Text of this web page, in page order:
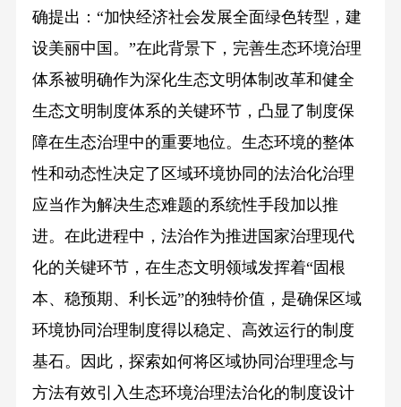
确提出：“加快经济社会发展全面绿色转型，建
设美丽中国。”在此背景下，完善生态环境治理
体系被明确作为深化生态文明体制改革和健全
生态文明制度体系的关键环节，凸显了制度保
障在生态治理中的重要地位。生态环境的整体
性和动态性决定了区域环境协同的法治化治理
应当作为解决生态难题的系统性手段加以推
进。在此进程中，法治作为推进国家治理现代
化的关键环节，在生态文明领域发挥着“固根
本、稳预期、利长远”的独特价值，是确保区域
环境协同治理制度得以稳定、高效运行的制度
基石。因此，探索如何将区域协同治理理念与
方法有效引入生态环境治理法治化的制度设计